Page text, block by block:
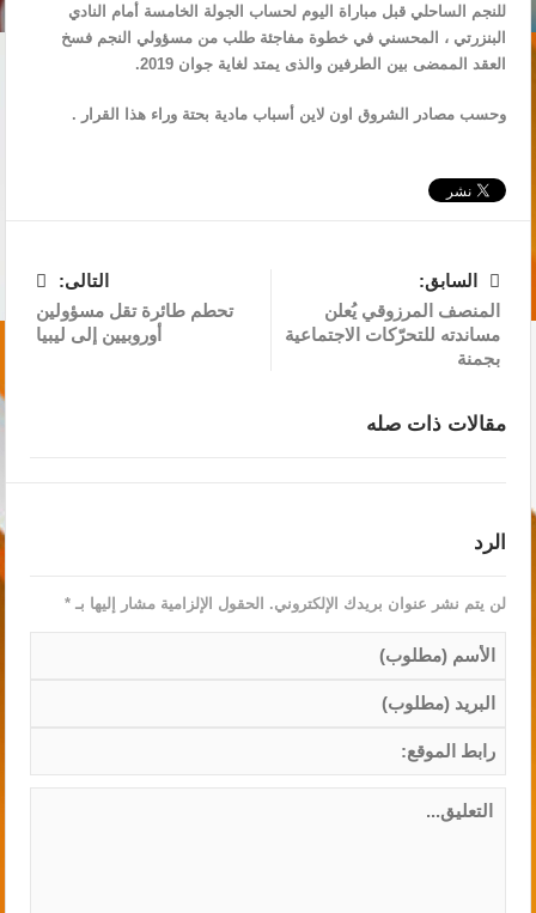
للنجم الساحلي قبل مباراة اليوم لحساب الجولة الخامسة أمام النادي
البنزرتي ، المحسني في خطوة مفاجئة طلب من مسؤولي النجم فسخ
العقد الممضى بين الطرفين والذى يمتد لغاية جوان 2019.
وحسب مصادر الشروق اون لاين أسباب مادية بحتة وراء هذا القرار .
السابق:
المنصف المرزوقي يُعلن
مساندته للتحرّكات الاجتماعية
بجمنة
التالى:
تحطم طائرة تقل مسؤولين
أوروبيين إلى ليبيا
مقالات ذات صله
الرد
لن يتم نشر عنوان بريدك الإلكتروني. الحقول الإلزامية مشار إليها بـ*